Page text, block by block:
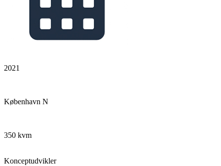
2021
København N
350 kvm
Konceptudvikler